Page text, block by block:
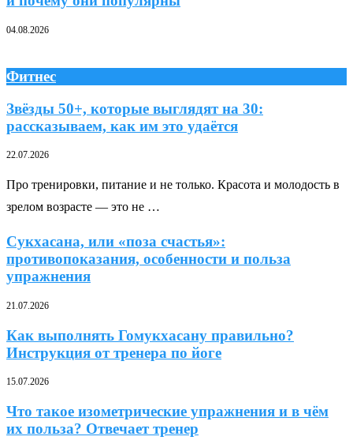
04.08.2026
Фитнес
Звёзды 50+, которые выглядят на 30:
рассказываем, как им это удаётся
22.07.2026
Про тренировки, питание и не только. Красота и молодость в
зрелом возрасте — это не …
Сукхасана, или «поза счастья»:
противопоказания, особенности и польза
упражнения
21.07.2026
Как выполнять Гомукхасану правильно?
Инструкция от тренера по йоге
15.07.2026
Что такое изометрические упражнения и в чём
их польза? Отвечает тренер